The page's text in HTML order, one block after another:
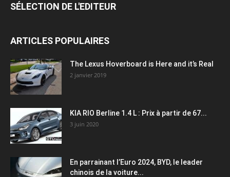
SÉLECTION DE L'EDITEUR
ARTICLES POPULAIRES
The Lexus Hoverboard is Here and it’s Real
2 janvier 2019
KIA RIO Berline 1.4 L : Prix à partir de 67...
3 juin 2020
En parrainant l’Euro 2024, BYD, le leader
chinois de la voiture...